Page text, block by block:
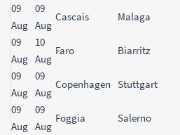
09
Aug
09
Aug
Cascais Malaga
09
Aug
10
Aug
Faro Biarritz
09
Aug
09
Aug
Copenhagen Stuttgart
09
Aug
09
Aug
Foggia Salerno